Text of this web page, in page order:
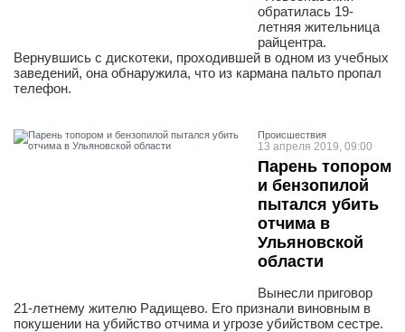
обратилась 19-
летняя жительница
райцентра.
Вернувшись с дискотеки, проходившей в одном из учебных
заведений, она обнаружила, что из кармана пальто пропал
телефон.
Проиcшествия
13 апреля 2019, 09:00
Парень топором
и бензопилой
пытался убить
отчима в
Ульяновской
области
Вынесли приговор
21-летнему жителю Радищево. Его признали виновным в
покушении на убийство отчима и угрозе убийством сестре.